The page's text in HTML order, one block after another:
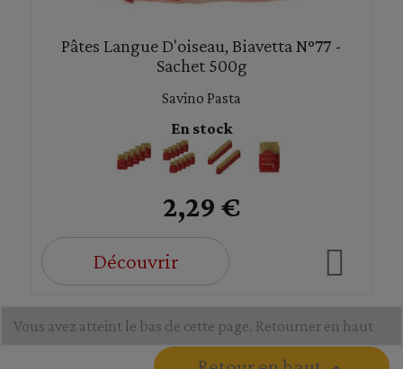
Pâtes Langue D'oiseau, Biavetta N°77 -
Sachet 500g
Savino Pasta
En stock
2,29 €
Découvrir
Vous avez atteint le bas de cette page. Retourner en haut